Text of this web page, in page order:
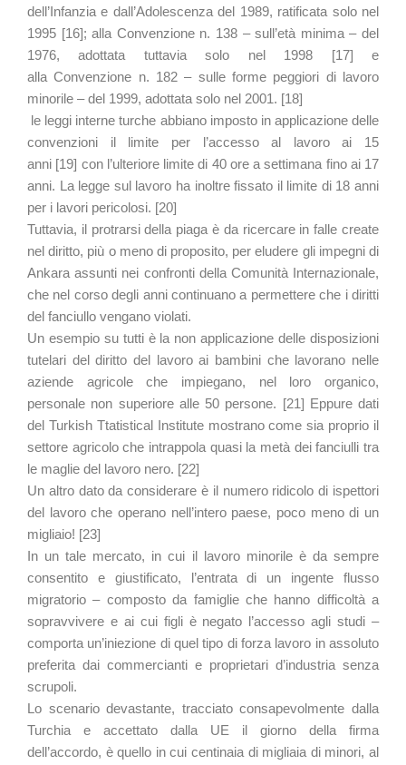
dell’Infanzia e dall’Adolescenza del 1989, ratificata solo nel
1995 [16]; alla Convenzione n. 138 – sull’età minima – del
1976, adottata tuttavia solo nel 1998 [17] e
alla Convenzione n. 182 – sulle forme peggiori di lavoro
minorile – del 1999, adottata solo nel 2001. [18]
le leggi interne turche abbiano imposto in applicazione delle
convenzioni il limite per l’accesso al lavoro ai 15
anni [19] con l’ulteriore limite di 40 ore a settimana fino ai 17
anni. La legge sul lavoro ha inoltre fissato il limite di 18 anni
per i lavori pericolosi. [20]
Tuttavia, il protrarsi della piaga è da ricercare in falle create
nel diritto, più o meno di proposito, per eludere gli impegni di
Ankara assunti nei confronti della Comunità Internazionale,
che nel corso degli anni continuano a permettere che i diritti
del fanciullo vengano violati.
Un esempio su tutti è la non applicazione delle disposizioni
tutelari del diritto del lavoro ai bambini che lavorano nelle
aziende agricole che impiegano, nel loro organico,
personale non superiore alle 50 persone. [21] Eppure dati
del Turkish Ttatistical Institute mostrano come sia proprio il
settore agricolo che intrappola quasi la metà dei fanciulli tra
le maglie del lavoro nero. [22]
Un altro dato da considerare è il numero ridicolo di ispettori
del lavoro che operano nell’intero paese, poco meno di un
migliaio! [23]
In un tale mercato, in cui il lavoro minorile è da sempre
consentito e giustificato, l’entrata di un ingente flusso
migratorio – composto da famiglie che hanno difficoltà a
sopravvivere e ai cui figli è negato l’accesso agli studi –
comporta un’iniezione di quel tipo di forza lavoro in assoluto
preferita dai commercianti e proprietari d’industria senza
scrupoli.
Lo scenario devastante, tracciato consapevolmente dalla
Turchia e accettato dalla UE il giorno della firma
dell’accordo, è quello in cui centinaia di migliaia di minori, al